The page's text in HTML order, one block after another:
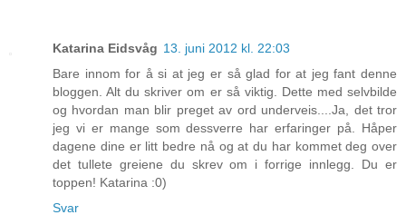
Katarina Eidsvåg 13. juni 2012 kl. 22:03
Bare innom for å si at jeg er så glad for at jeg fant denne
bloggen. Alt du skriver om er så viktig. Dette med selvbilde
og hvordan man blir preget av ord underveis....Ja, det tror
jeg vi er mange som dessverre har erfaringer på. Håper
dagene dine er litt bedre nå og at du har kommet deg over
det tullete greiene du skrev om i forrige innlegg. Du er
toppen! Katarina :0)
Svar